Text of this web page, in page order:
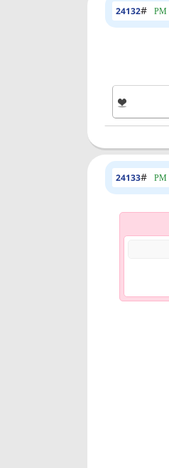
24132#
24133#